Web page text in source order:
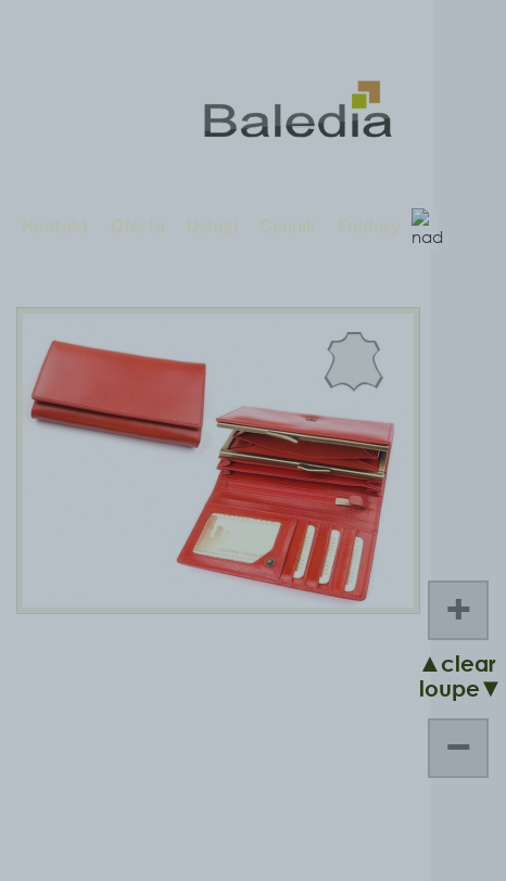
+
▲clear
loupe▼
−
Kontakt Oferta Usługi Cennik Foldery